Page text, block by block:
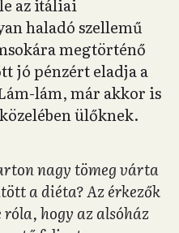
az itáliai
haladó szellemű
megtörténő
jó pénzért eladja a
lám, már akkor is
ülőknek.
nagy tömeg várta
a diéta? Az érkezők
hogy az alsóház